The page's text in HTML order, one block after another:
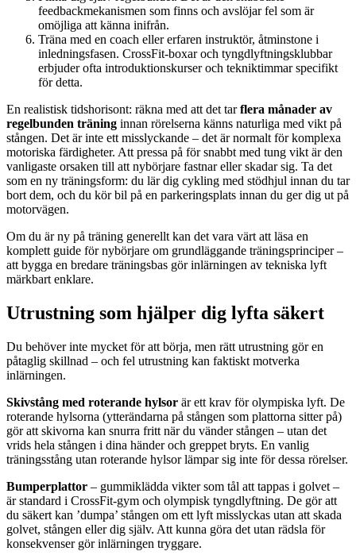
feedbackmekanismen som finns och avslöjar fel som är
omöjliga att känna inifrån.
Träna med en coach eller erfaren instruktör, åtminstone i
inledningsfasen. CrossFit-boxar och tyngdlyftningsklubbar
erbjuder ofta introduktionskurser och tekniktimmar specifikt
för detta.
En realistisk tidshorisont: räkna med att det tarflera månader av
regelbunden träning innan rörelserna känns naturliga med vikt på
stången. Det är inte ett misslyckande – det är normalt för komplexa
motoriska färdigheter. Att pressa på för snabbt med tung vikt är den
vanligaste orsaken till att nybörjare fastnar eller skadar sig. Ta det
som en ny träningsform: du lär dig cykling med stödhjul innan du tar
bort dem, och du kör bil på en parkeringsplats innan du ger dig ut på
motorvägen.
Om du är ny på träning generellt kan det vara värt att läsa en
komplett guide för nybörjare om grundläggande träningsprinciper –
att bygga en bredare träningsbas gör inlärningen av tekniska lyft
märkbart enklare.
Utrustning som hjälper dig lyfta säkert
Du behöver inte mycket för att börja, men rätt utrustning gör en
påtaglig skillnad – och fel utrustning kan faktiskt motverka
inlärningen.
Skivstång med roterande hylsor är ett krav för olympiska lyft. De
roterande hylsorna (ytterändarna på stången som plattorna sitter på)
gör att skivorna kan snurra fritt när du vänder stången – utan det
vrids hela stången i dina händer och greppet bryts. En vanlig
träningsstång utan roterande hylsor lämpar sig inte för dessa rörelser.
Bumperplattor – gummiklädda vikter som tål att tappas i golvet –
är standard i CrossFit-gym och olympisk tyngdlyftning. De gör att
du säkert kan ’dumpa’ stången om ett lyft misslyckas utan att skada
golvet, stången eller dig själv. Att kunna göra det utan rädsla för
konsekvenser gör inlärningen tryggare.